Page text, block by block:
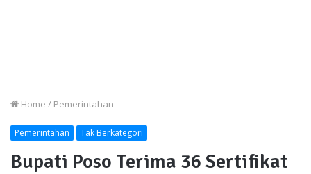
Home / Pemerintahan
Pemerintahan Tak Berkategori
Bupati Poso Terima 36 Sertifikat